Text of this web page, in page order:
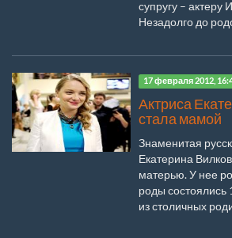
супругу –
Незадолго до
17 февраля 2012,
Актриса
стала мамой
Знаменитая
Екатерина
матерью. У нее
роды
из столичных